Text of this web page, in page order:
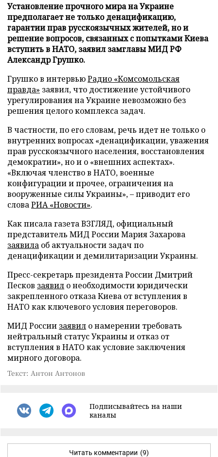
Установление прочного мира на Украине
предполагает не только денацификацию,
гарантии прав русскоязычных жителей, но и
решение вопросов, связанных с попытками Киева
вступить в НАТО, заявил замглавы МИД РФ
Александр Грушко.
Грушко в интервьюРадио «Комсомольская
правда» заявил, что достижение устойчивого
урегулирования на Украине невозможно без
решения целого комплекса задач.
В частности, по его словам, речь идет не только о
внутренних вопросах «денацификации, уважения
прав русскоязычного населения, восстановления
демократии», но и о «внешних аспектах».
«Включая членство в НАТО, военные
конфигурации и прочее, ограничения на
вооруженные силы Украины», – приводит его
словаРИА «Новости».
Как писала газета ВЗГЛЯД, официальный
представитель МИД России Мария Захарова
заявила об актуальности задач по
денацификации и демилитаризации Украины.
Пресс-секретарь президента России Дмитрий
Песков заявил о необходимости юридически
закрепленного отказа Киева от вступления в
НАТО как ключевого условия переговоров.
МИД России заявил о намерении требовать
нейтральный статус Украины и отказ от
вступления в НАТО как условие заключения
мирного договора.
Текст: Антон Антонов
Подписывайтесь на наши
каналы
Читать комментарии (9)